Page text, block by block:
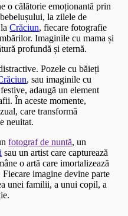
o călătorie emoționantă prin
la zilele de
laCrăciun, fiecare fotografie
Imaginile cu mama și
profundă și eternă.
Pozele cu băieți
, sau imaginile cu
adaugă un element
În aceste momente,
care transformă
neuitat.
fotograf de nuntă, un
sau un artist care capturează
o artă care imortalizează
imagine devine parte
unei familii, a unui copil, a